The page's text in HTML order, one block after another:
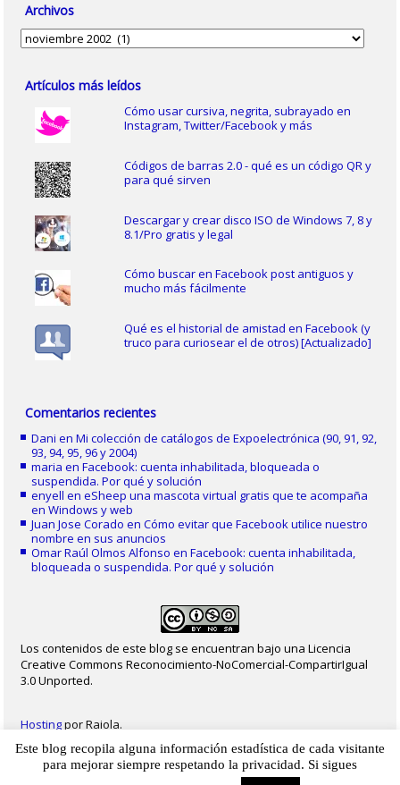
Archivos
Archivos
Artículos más leídos
Cómo usar cursiva, negrita, subrayado en
Instagram, Twitter/Facebook y más
Códigos de barras 2.0 - qué es un código QR y
para qué sirven
Descargar y crear disco ISO de Windows 7, 8 y
8.1/Pro gratis y legal
Cómo buscar en Facebook post antiguos y
mucho más fácilmente
Qué es el historial de amistad en Facebook (y
truco para curiosear el de otros) [Actualizado]
Comentarios recientes
Dani enMi colección de catálogos de Expoelectrónica (90, 91, 92,
93, 94, 95, 96 y 2004)
maria enFacebook: cuenta inhabilitada, bloqueada o
suspendida. Por qué y solución
enyell eneSheep una mascota virtual gratis que te acompaña
en Windows y web
Juan Jose Corado enCómo evitar que Facebook utilice nuestro
nombre en sus anuncios
Omar Raúl Olmos Alfonso enFacebook: cuenta inhabilitada,
bloqueada o suspendida. Por qué y solución
Los contenidos de este blog se encuentran bajo una Licencia
Creative Commons Reconocimiento-NoComercial-CompartirIgual
3.0 Unported.
Hostingpor Raiola.
2023 - Christian Delgado von Eitzen| Inicio | Contacto | Mapa web|Aviso legal
|
Privacidad Cookies
Este blog recopila alguna información estadística de cada visitante
para mejorar siempre respetando la privacidad. Si sigues